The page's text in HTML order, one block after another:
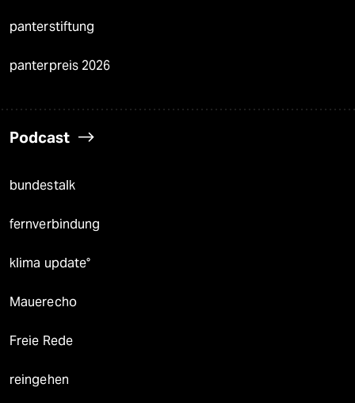
panterstiftung
panterpreis 2026
Podcast
bundestalk
fernverbindung
klima update°
Mauerecho
Freie Rede
reingehen